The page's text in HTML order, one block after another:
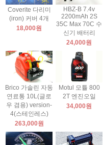
Coverite 다리미
(iron) 커버 4개
18,000원
HBZ-B 7.4v
2200mAh 2S
35C Max 70C 수
신기 배터리
24,000원
Brico 가솔린 자동
연료통 10L(글로
우 겸용) version-
4(스테인레스)
263,000원
Motul 모튤 800
2T 엔진오일
34,000원